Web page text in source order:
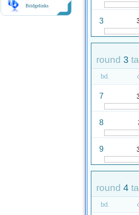
Bridgelinks
3
round 3
bd.
7
8
9
round 4
bd.